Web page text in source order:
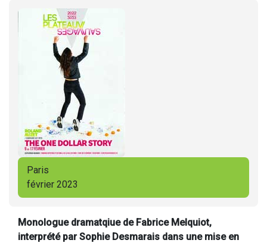
Paris
février 2023
Monologue dramatqiue de Fabrice Melquiot,
interprété par Sophie Desmarais dans une mise en